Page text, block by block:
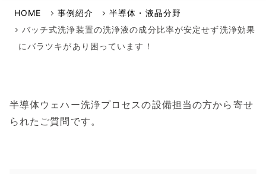
HOME 事例紹介
半導体・液晶分野
バッチ式洗浄装置の洗浄液の成分比率が安定せず洗浄効果
にバラツキがあり困っています！
半導体ウェハー洗浄プロセスの設備担当の方から寄せ
られたご質問です。